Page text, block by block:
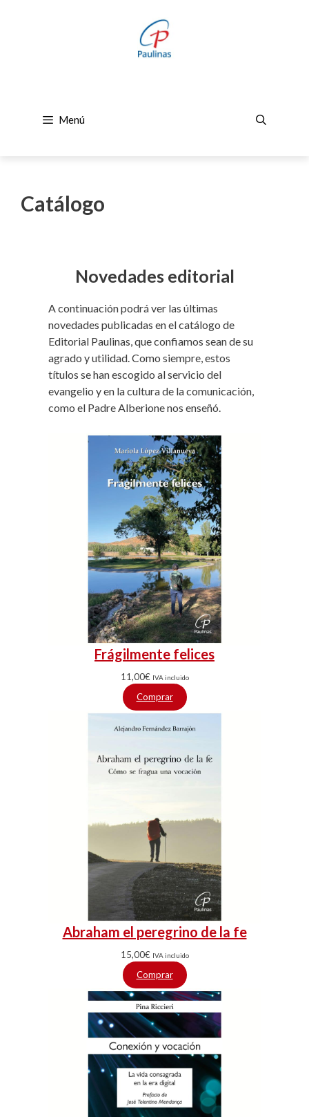
Menú
Catálogo
Novedades editorial
A continuación podrá ver las últimas
novedades publicadas en el catálogo de
Editorial Paulinas, que confiamos sean de su
agrado y utilidad. Como siempre, estos
títulos se han escogido al servicio del
evangelio y en la cultura de la comunicación,
como el Padre Alberione nos enseñó.
Frágilmente felices
11,00€ IVA incluido
Comprar
Abraham el peregrino de la fe
15,00€ IVA incluido
Comprar